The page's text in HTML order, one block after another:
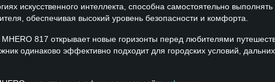
искусственного интеллекта, способна самостоятельно
обеспечивая высокий уровень безопасности и комфорта.
817 открывает новые горизонты перед любителями
одинаково эффективно подходит для городских условий,